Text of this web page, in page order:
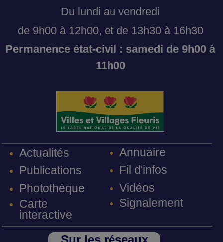
Du lundi au vendredi
de 9h00 à 12h00, et de 13h30 à 16h30
Permanence état-civil : samedi de 9h00 à
11h00
Actualités
Publications
Photothèque
Carte
interactive
Annuaire
Fil d'infos
Vidéos
Signalement